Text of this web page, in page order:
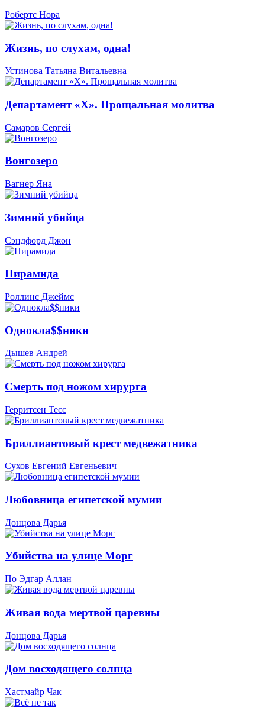
Робертс Нора
Жизнь, по слухам, одна!
Устинова Татьяна Витальевна
Департамент «Х». Прощальная молитва
Самаров Сергей
Вонгозеро
Вагнер Яна
Зимний убийца
Сэндфорд Джон
Пирамида
Роллинс Джеймс
Однокла$$ники
Дышев Андрей
Смерть под ножом хирурга
Герритсен Тесс
Бриллиантовый крест медвежатника
Сухов Евгений Евгеньевич
Любовница египетской мумии
Донцова Дарья
Убийства на улице Морг
По Эдгар Аллан
Живая вода мертвой царевны
Донцова Дарья
Дом восходящего солнца
Хастмайр Чак